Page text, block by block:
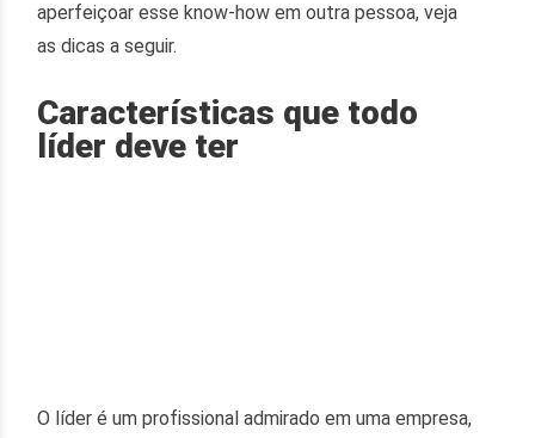
aperfeiçoar esse know-how em outra pessoa, veja
as dicas a seguir.
Características que todo
líder deve ter
O líder é um profissional admirado em uma empresa,